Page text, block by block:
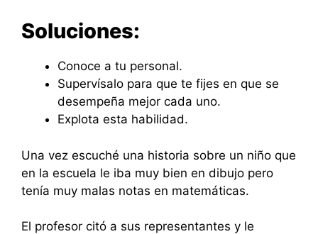
Soluciones:
Conoce a tu personal.
Supervísalo para que te fijes en que se
desempeña mejor cada uno.
Explota esta habilidad.
Una vez escuché una historia sobre un niño que
en la escuela le iba muy bien en dibujo pero
tenía muy malas notas en matemáticas.
El profesor citó a sus representantes y le